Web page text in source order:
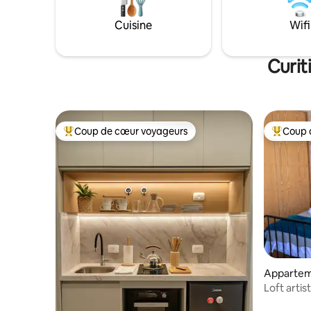
Profitez également de la piscine
chauffée, du rooftop avec une vue
incroyable sur la ville et d'un espace
famille.
balcon
à café
Cuisine Wifi
Coups de cœur voyageurs les plus appréciés
Coup de cœur voyageurs Coups
Coup
Loft